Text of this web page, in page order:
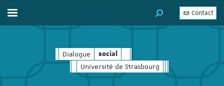
Dialogue social
social
Université de Strasbourg
Afficher / masquer le menu MOTEUR DE
Contact